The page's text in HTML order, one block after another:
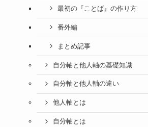
最初の『ことば』の作り方
番外編
まとめ記事
自分軸と他人軸の基礎知識
自分軸と他人軸の違い
他人軸とは
自分軸とは